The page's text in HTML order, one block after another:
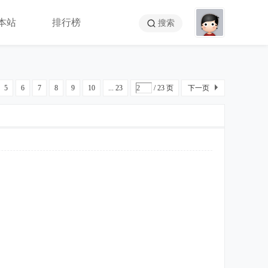
站 排行榜 搜索
5 6 7 8 9 10 ... 23 / 23 页 下一页